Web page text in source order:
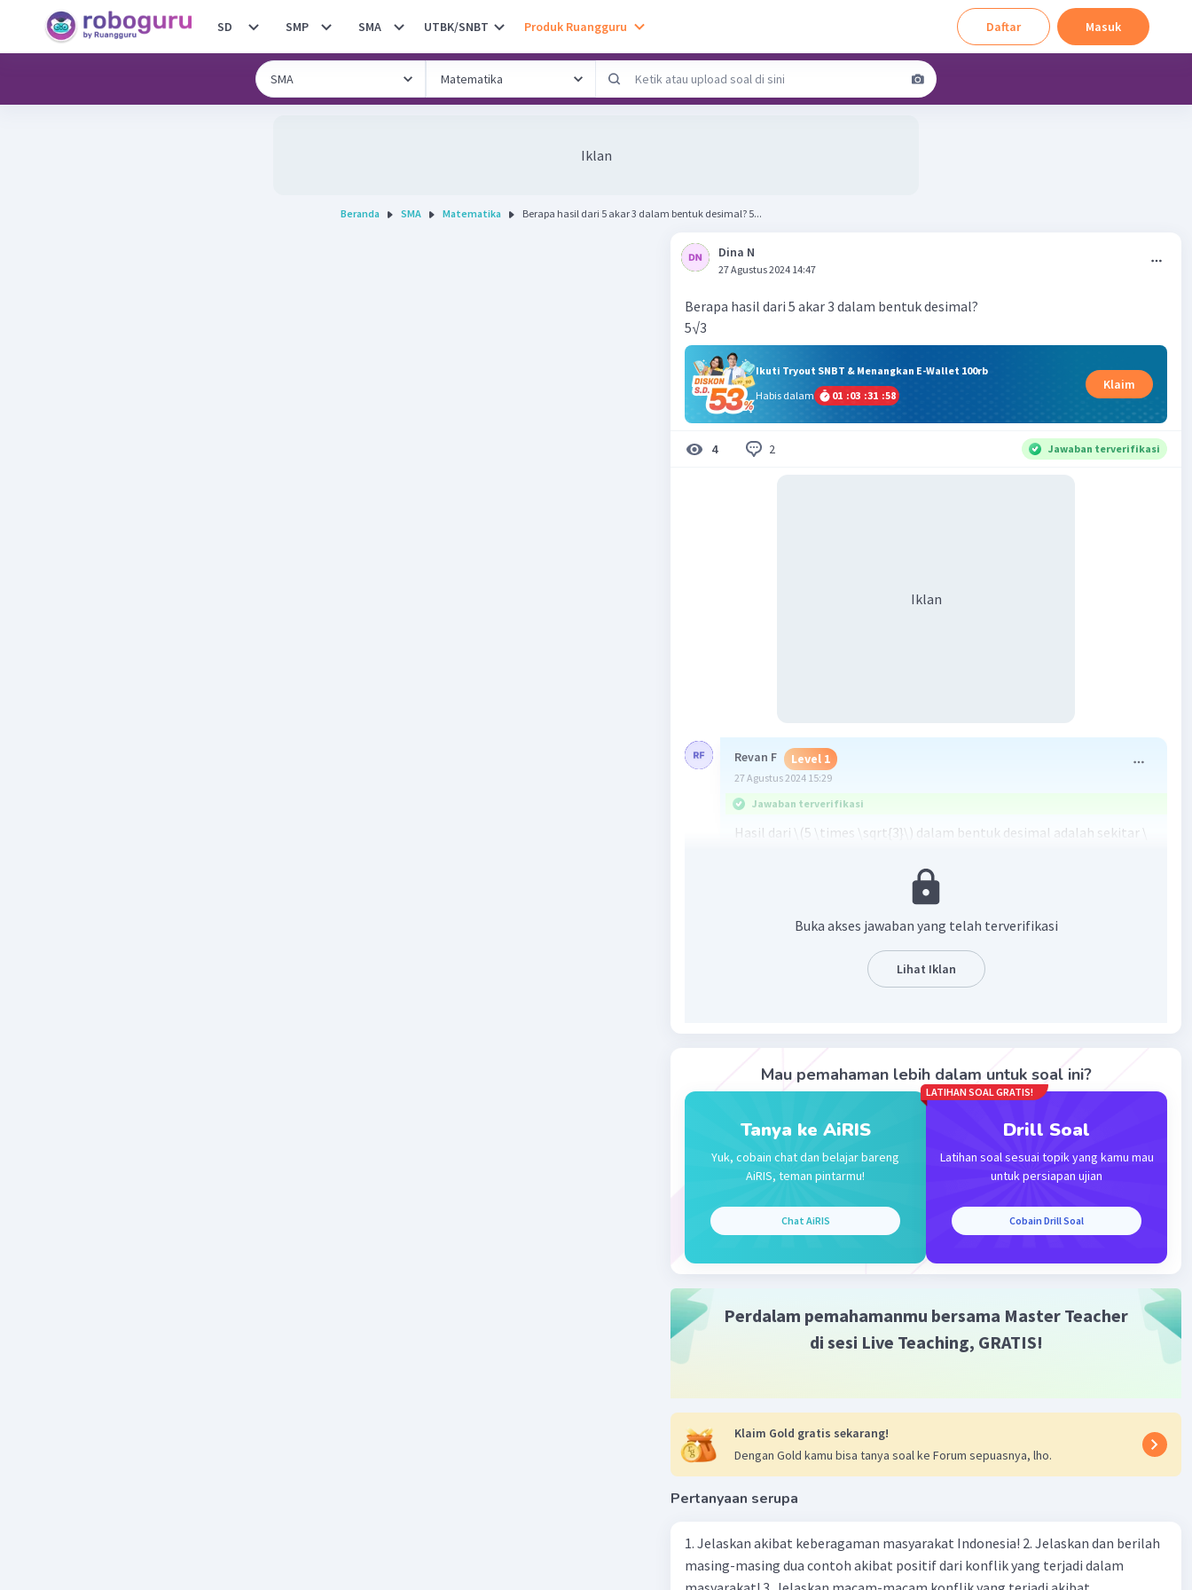
SD SMP SMA UTBK/SNBT Produk Ruangguru Daftar Masuk
Iklan
Beranda SMA Matematika Berapa hasil dari 5 akar 3 dalam bentuk desimal? 5...
Dina N
27 Agustus 2024 14:47
Berapa hasil dari 5 akar 3 dalam bentuk desimal?
5√3
Ikuti Tryout SNBT & Menangkan E-Wallet 100rb
Habis dalam
01 :03 :31 :57
Klaim
4 2 Jawaban terverifikasi
Iklan
Revan F Level 1
27 Agustus 2024 15:29
Jawaban terverifikasi
Hasil dari \(5 \times \sqrt{3}\) dalam bentuk desimal adalah sekitar \
Balas
Beri Rating·0.0(0) Balas
Buka akses jawaban yang telah terverifikasi
Lihat Iklan
Mau pemahaman lebih dalam untuk soal ini?
Tanya ke AiRIS
Yuk, cobain chat dan belajar bareng
AiRIS, teman pintarmu!
Chat AiRIS
LATIHAN SOAL GRATIS!
Drill Soal
Latihan soal sesuai topik yang kamu mau
untuk persiapan ujian
Cobain Drill Soal
Perdalam pemahamanmu bersama Master Teacher
di sesi Live Teaching, GRATIS!
Klaim Gold gratis sekarang!
Dengan Gold kamu bisa tanya soal ke Forum sepuasnya, lho.
Pertanyaan serupa
1. Jelaskan akibat keberagaman masyarakat Indonesia! 2. Jelaskan dan berilah
masing-masing dua contoh akibat positif dari konflik yang terjadi dalam